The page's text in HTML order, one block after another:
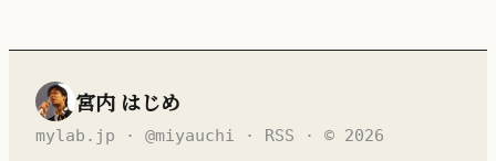
宮内 はじめ
mylab.jp · @miyauchi · RSS · © 2026